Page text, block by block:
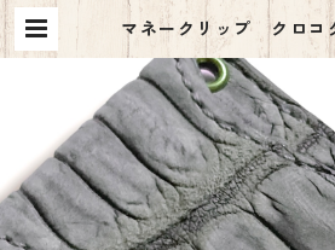
マネークリップ クロコ
サス ヌバック グレー | alte Art b
y o.e.